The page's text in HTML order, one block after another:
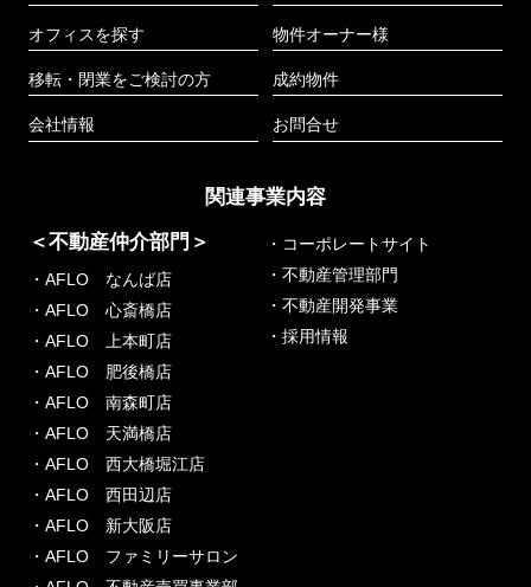
オフィスを探す
移転・閉業をご検討の方
会社情報
物件オーナー様
成約物件
お問合せ
関連事業内容
＜不動産仲介部門＞
・AFLO なんば店
・AFLO 心斎橋店
・AFLO 上本町店
・AFLO 肥後橋店
・AFLO 南森町店
・AFLO 天満橋店
・AFLO 西大橋堀江店
・AFLO 西田辺店
・AFLO 新大阪店
・AFLO ファミリーサロン
・コーポレートサイト
・不動産管理部門
・不動産開発事業
・採用情報